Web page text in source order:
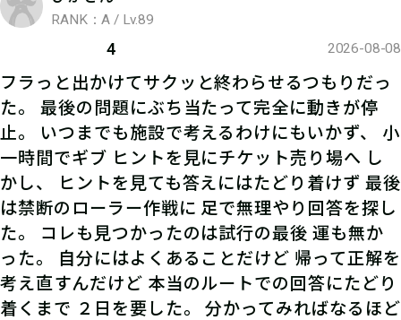
RANK：A / Lv.89
4 2026-08-08
フラっと出かけてサクッと終わらせるつもりだっ
た。 最後の問題にぶち当たって完全に動きが停
止。 いつまでも施設で考えるわけにもいかず、 小
一時間でギブ ヒントを見にチケット売り場へ し
かし、 ヒントを見ても答えにはたどり着けず 最後
は禁断のローラー作戦に 足で無理やり回答を探し
た。 コレも見つかったのは試行の最後 運も無か
った。 自分にはよくあることだけど 帰って正解を
考え直すんだけど 本当のルートでの回答にたどり
着くまで ２日を要した。 分かってみればなるほど